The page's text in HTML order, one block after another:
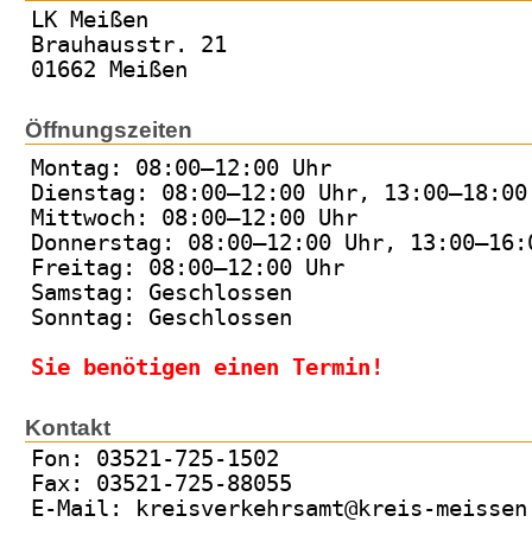
LK Meißen
Brauhausstr. 21
01662 Meißen
Öffnungszeiten
Montag: 08:00–12:00 Uhr
Dienstag: 08:00–12:00 Uhr,
Mittwoch: 08:00–12:00 Uhr
Donnerstag: 08:00–12:00 Uhr,
Freitag: 08:00–12:00 Uhr
Samstag: Geschlossen
Sonntag: Geschlossen
Sie benötigen einen Termin!
Kontakt
Fon: 03521-725-1502
Fax: 03521-725-88055
E-Mail: kreisverkehrsamt@kreis-